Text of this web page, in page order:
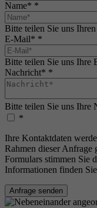
Name* *
Bitte teilen Sie uns
E-Mail* *
Bitte teilen Sie uns Ihre
Nachricht* *
Bitte teilen Sie uns Ihre
*
Ihre Kontaktdaten
Rahmen dieser Anfrage
Formulars stimmen Sie
Informationen finden
Anfrage senden